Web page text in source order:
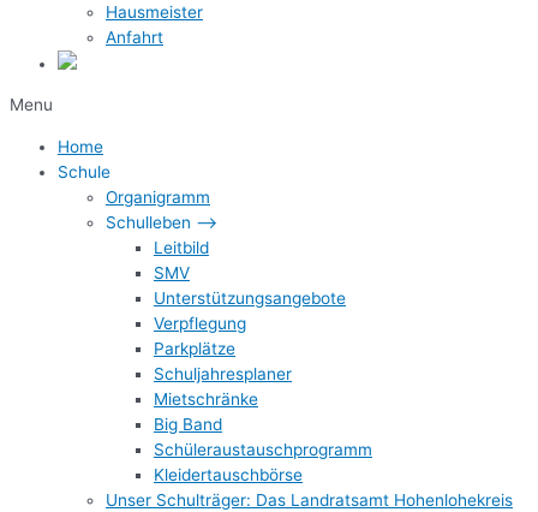
Hausmeister
Anfahrt
Menu
Home
Schule
Organigramm
Schulleben –>
Leitbild
SMV
Unterstützungsangebote
Verpflegung
Parkplätze
Schuljahresplaner
Mietschränke
Big Band
Schüleraustauschprogramm
Kleidertauschbörse
Unser Schulträger: Das Landratsamt Hohenlohekreis